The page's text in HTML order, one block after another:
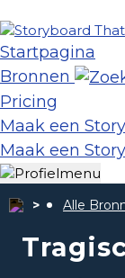
Startpagina
Bronnen
Pricing
Maak een
Maak een
Alle